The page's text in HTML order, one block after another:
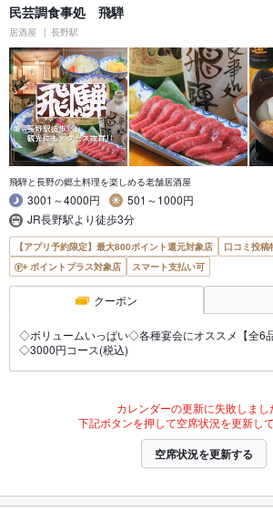
民芸調食事処 飛騨
居酒屋 長野駅
飛騨と長野の郷土料理を楽しめる老舗居酒屋
3001～4000円
501～1000円
JR長野駅より徒歩3分
【アプリ予約限定】最大800ポイント還元対象店 口コミ投稿
ポイントプラス対象店
スマート支払い可
クーポン
◇ボリュームいっぱい◇各種宴会にオススメ【全6
◇3000円コース(税込)
カレンダーの更新に失敗しまし
下記ボタンを押して空席状況を更新して
空席状況を更新する